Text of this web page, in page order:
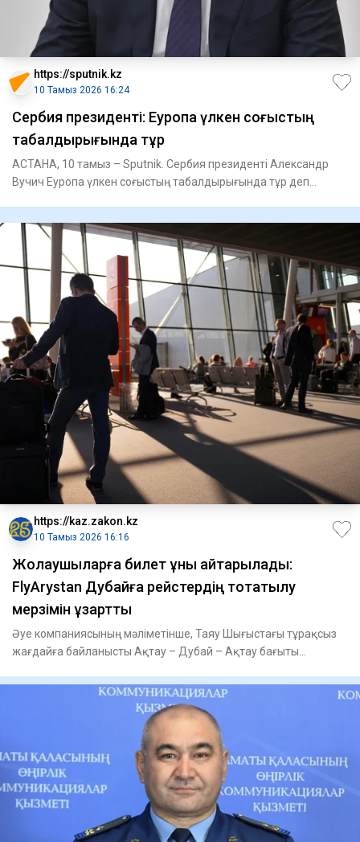
https://sputnik.kz
10 Тамыз 2026 16:24
Сербия президенті: Еуропа үлкен соғыстың
табалдырығында тұр
АСТАНА, 10 тамыз – Sputnik. Сербия президенті Александр
Вучич Еуропа үлкен соғыстың табалдырығында тұр деп
https://kaz.zakon.kz
10 Тамыз 2026 16:16
Жолаушыларға билет құны қайтарылады:
FlyArystan Дубайға рейстердің тоқтатылу
мерзімін ұзартты
Әуе компаниясының мәліметінше, Таяу Шығыстағы тұрақсыз
жағдайға байланысты Ақтау – Дубай – Ақтау бағыты